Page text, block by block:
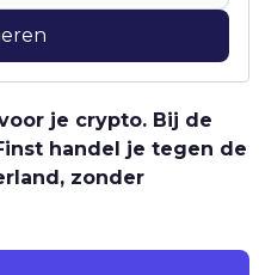
je crypto. Bij de
handel je tegen de
zonder